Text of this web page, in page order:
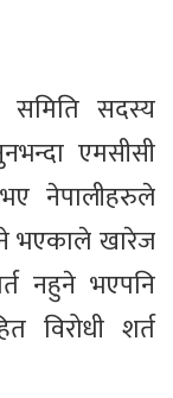
समिति सदस्य
एमसीसी
नेपालीहरुले
भएकाले खारेज
नहुने भएपनि
विरोधी शर्त